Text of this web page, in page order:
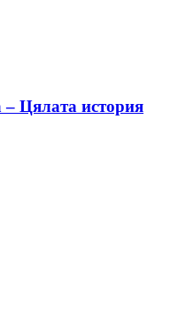
Цялата история